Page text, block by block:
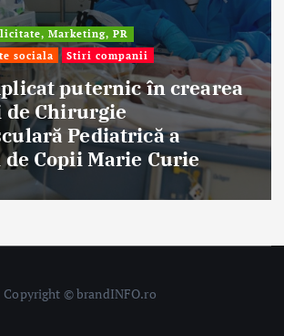
Afaceri & Economie
Publicitate, Marketing, PR
Stiri companii
Eternal Beauty, fondată la
aniversat 30 de ani în
frumuseții
Copyright © brandINFO.ro